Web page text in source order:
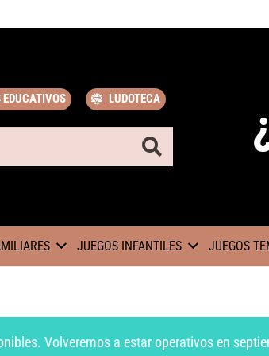
EDUCATIVOS LUDOTECA
JUEGOS INFANTILES JUEGOS
Volveremos a estar operativos en